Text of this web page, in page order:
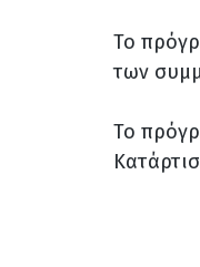
Το
των
Το